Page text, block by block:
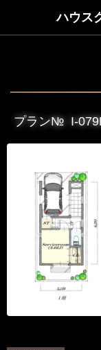
ハウス
プラン№ I-